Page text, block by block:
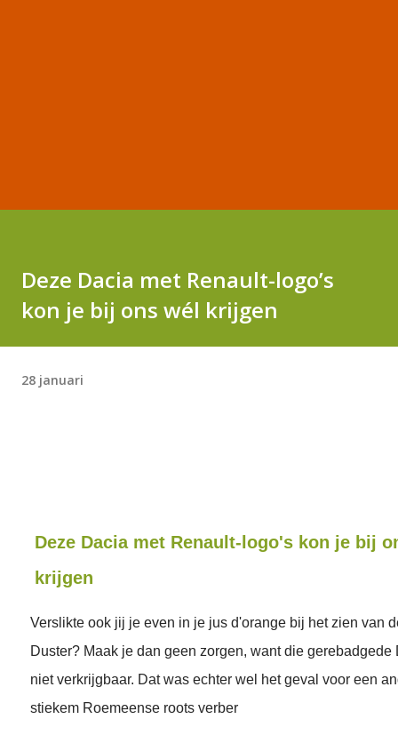
Deze Dacia met Renault-logo’s
kon je bij ons wél krijgen
28 januari
Deze Dacia met Renault-logo's kon je bij
krijgen
Verslikte ook jij je even in je jus d'orange bij het zien van
Duster? Maak je dan geen zorgen, want die gerebadgede
niet verkrijgbaar. Dat was echter wel het geval voor een
stiekem Roemeense roots verber